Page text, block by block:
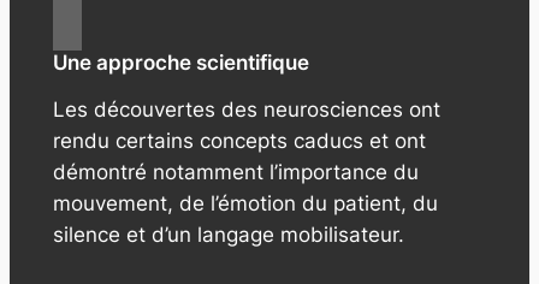
Une approche scientifique
Les découvertes des neurosciences ont
rendu certains concepts caducs et ont
démontré notamment l’importance du
mouvement, de l’émotion du patient, du
silence et d’un langage mobilisateur.